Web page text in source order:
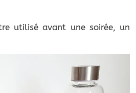
utilisé avant une soirée, un